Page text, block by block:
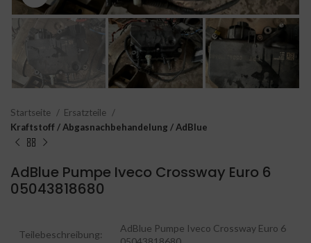
Startseite
Ersatzteile
Kraftstoff / Abgasnachbehandelung / AdBlue
AdBlue Pumpe Iveco Crossway Euro 6
05043818680
Teilebeschreibung:
AdBlue Pumpe Iveco Crossway Euro 6